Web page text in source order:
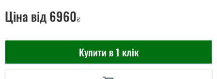
Ціна від 6960₴
Купити в 1 клік